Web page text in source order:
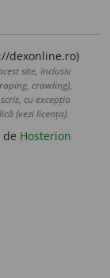
dexonline.ro)
site, inclusiv
crawling),
cu excepția
(vezi licența).
Hosterion